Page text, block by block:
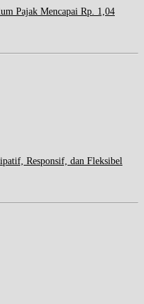
Pajak Mencapai Rp. 1,04
Responsif, dan Fleksibel